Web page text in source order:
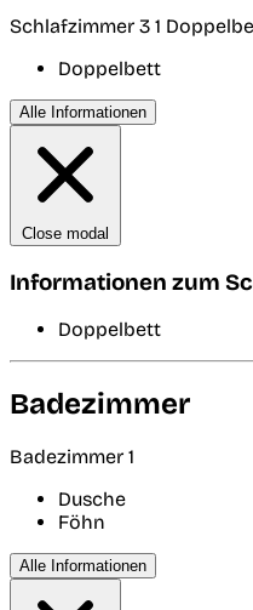
Schlafzimmer 3 1
Doppelbett
Alle Informationen
Close modal
Informationen zum
Doppelbett
Badezimmer
Badezimmer 1
Dusche
Föhn
Alle Informationen